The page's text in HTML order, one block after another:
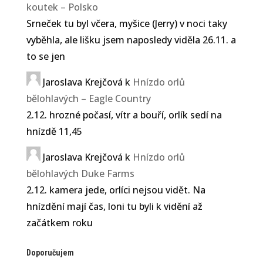
koutek – Polsko
Srneček tu byl včera, myšice (Jerry) v noci taky
vyběhla, ale lišku jsem naposledy viděla 26.11. a
to se jen
Jaroslava Krejčová k Hnízdo orlů
bělohlavých – Eagle Country
2.12. hrozné počasí, vítr a bouří, orlík sedí na
hnízdě 11,45
Jaroslava Krejčová k Hnízdo orlů
bělohlavých Duke Farms
2.12. kamera jede, orlíci nejsou vidět. Na
hnízdění mají čas, loni tu byli k vidění až
začátkem roku
Doporučujem